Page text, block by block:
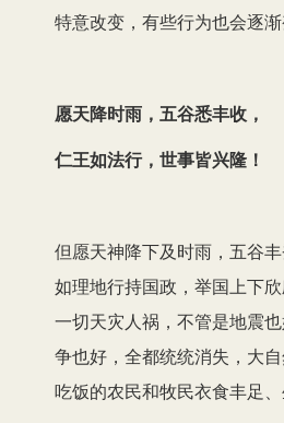
特意改变，有些行为也会逐渐
愿天降时雨，五谷悉丰收，
仁王如法行，世事皆兴隆！
但愿天神降下及时雨，五谷
如理地行持国政，举国上下
一切天灾人祸，不管是地震
争也好，全都统统消失，大
吃饭的农民和牧民衣食丰足、